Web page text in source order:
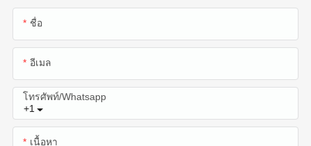
ชื่อ
อีเมล
+1
โทรศัพท์/whatsapp
เนื้อหา